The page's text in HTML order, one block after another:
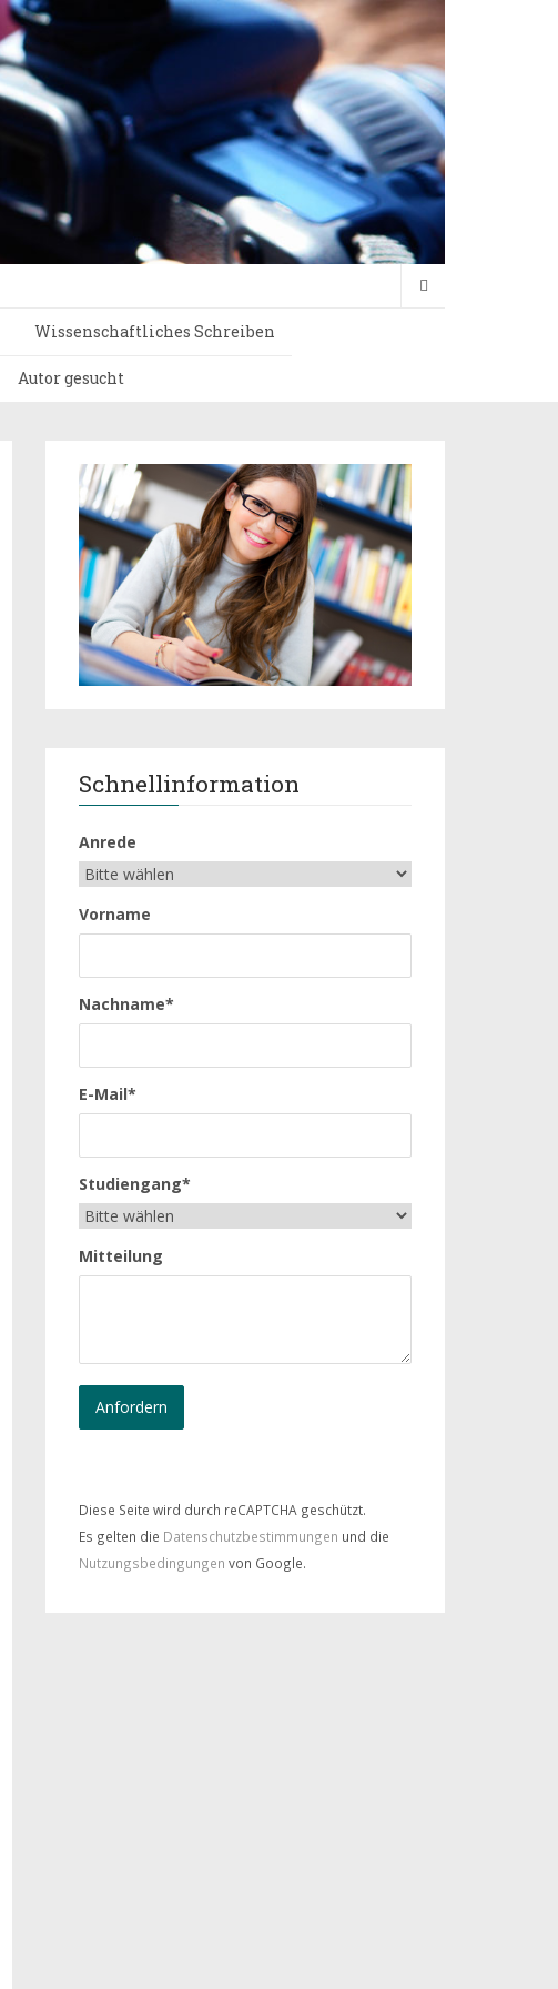
Wissenschaftliches Schreiben
Autor gesucht
Schnellinformation
Anrede
Vorname
Nachname*
E-Mail*
Studiengang*
Mitteilung
Diese Seite wird durch reCAPTCHA geschützt.
Es gelten die Datenschutzbestimmungen und die
Nutzungsbedingungen von Google.